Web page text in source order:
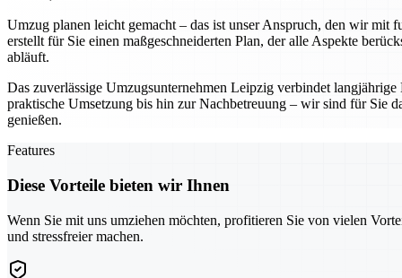
Umzug planen leicht gemacht – das ist unser Anspruch, den wir mit
erstellt für Sie einen maßgeschneiderten Plan, der alle Aspekte
abläuft.
Das zuverlässige Umzugsunternehmen Leipzig verbindet
praktische Umsetzung bis hin zur Nachbetreuung – wir sind für Sie
genießen.
Features
Diese Vorteile bieten wir Ihnen
Wenn Sie mit uns umziehen möchten, profitieren Sie von vielen
und stressfreier machen.